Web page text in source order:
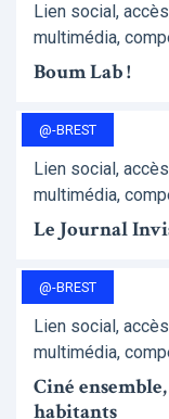
Lien social,
multimédia,
Boum Lab !
@-BREST
Lien social,
multimédia,
Le Journal
@-BREST
Lien social,
multimédia,
Ciné
habitants